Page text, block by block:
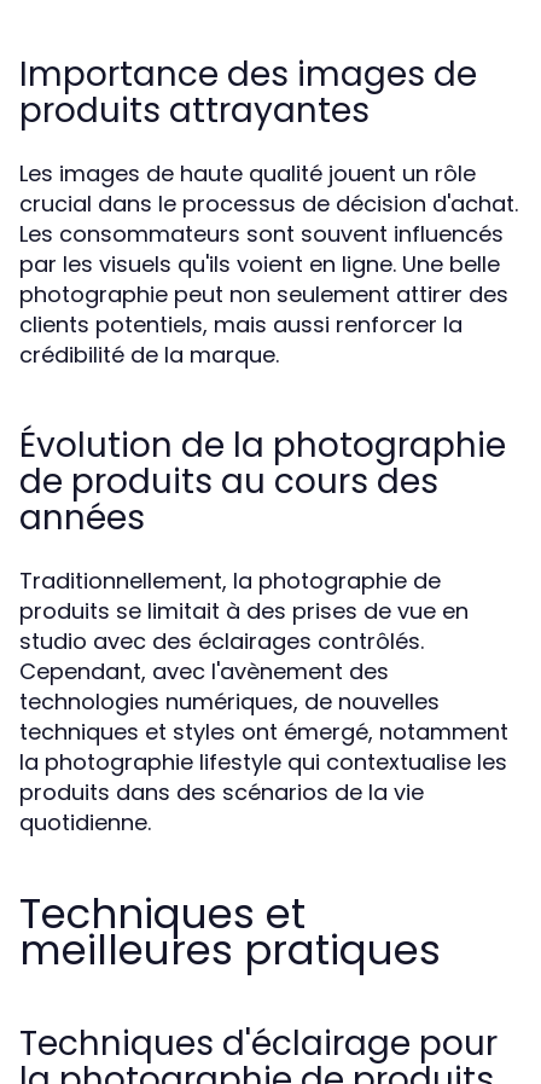
Importance des images de
produits attrayantes
Les images de haute qualité jouent un rôle
crucial dans le processus de décision d'achat.
Les consommateurs sont souvent influencés
par les visuels qu'ils voient en ligne. Une belle
photographie peut non seulement attirer des
clients potentiels, mais aussi renforcer la
crédibilité de la marque.
Évolution de la photographie
de produits au cours des
années
Traditionnellement, la photographie de
produits se limitait à des prises de vue en
studio avec des éclairages contrôlés.
Cependant, avec l'avènement des
technologies numériques, de nouvelles
techniques et styles ont émergé, notamment
la photographie lifestyle qui contextualise les
produits dans des scénarios de la vie
quotidienne.
Techniques et
meilleures pratiques
Techniques d'éclairage pour